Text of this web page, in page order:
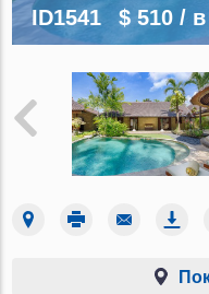
ID1541 $ 510/